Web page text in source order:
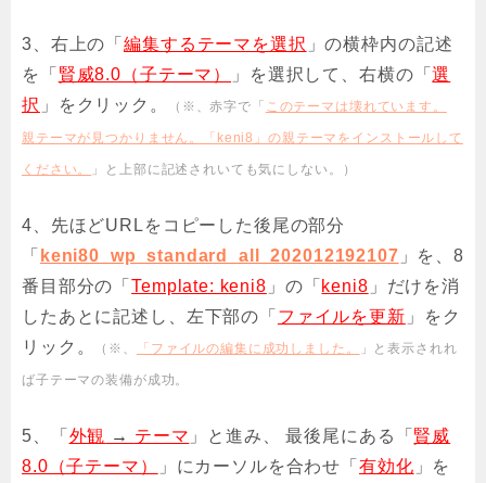
3、右上の「編集するテーマを選択 」の横枠内の記述
を「 賢威8.0（子テーマ） 」を選択して、右横の「選
択 」をクリック。 （※、赤字で「 このテーマは壊れています。
親テーマが見つかりません。「keni8」の親テーマをインストールして
ください。 」と上部に記述されいても気にしない。）
4、先ほどURLをコピーした後尾の部分
「 keni80_wp_standard_all_202012192107 」を、8
番目部分の「Template: keni8 」の「 keni8 」だけを消
したあとに記述し、左下部の「 ファイルを更新 」をク
リック。
（※、 「ファイルの編集に成功しました。 」と表示されれ
ば子テーマの装備が成功。
5、「 外観 → テーマ 」と進み、 最後尾にある「 賢威
8.0（子テーマ）
」にカーソルを合わせ「有効化 」を